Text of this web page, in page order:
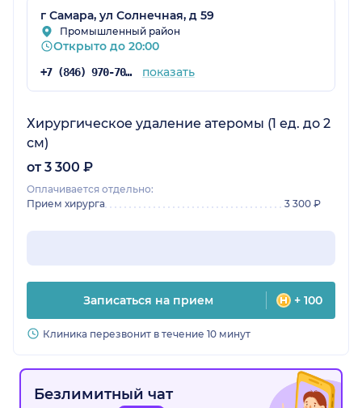
г Самара, ул Солнечная, д 59
Промышленный район
Открыто до 20:00
+7 (846) 970-70-83 показать
Хирургическое удаление атеромы (1 ед. до 2
см)
от 3 300 ₽
Оплачивается отдельно:
Прием хирурга
3 300 ₽
Записаться на прием + 100
Клиника перезвонит в течение 10 минут
Безлимитный чат